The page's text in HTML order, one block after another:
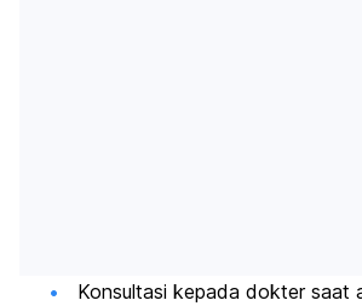
Konsultasi kepada dokter saat